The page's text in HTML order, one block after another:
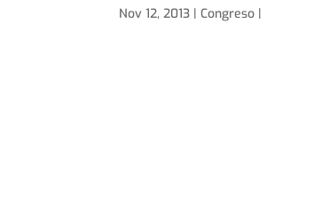
Nov 12, 2013 |Congreso |